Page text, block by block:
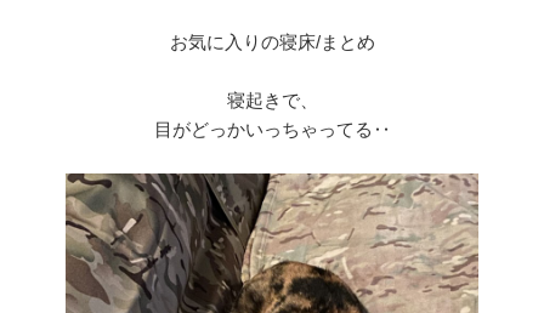
お気に入りの寝床/まとめ
寝起きで、
目がどっかいっちゃってる‥